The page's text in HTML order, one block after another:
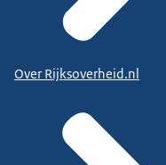
Over Rijksoverheid.nl